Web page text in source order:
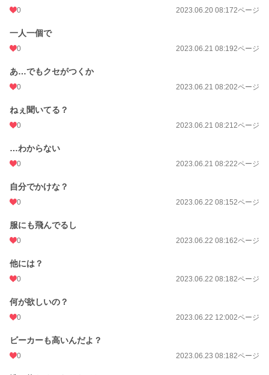
0 2023.06.20 08:172ページ
一人一個で
0 2023.06.21 08:192ページ
あ…でもクセがつくか
0 2023.06.21 08:202ページ
ねぇ聞いてる？
0 2023.06.21 08:212ページ
…わからない
0 2023.06.21 08:222ページ
自分でかけな？
0 2023.06.22 08:152ページ
服にも飛んでるし
0 2023.06.22 08:162ページ
他には？
0 2023.06.22 08:182ページ
何が欲しいの？
0 2023.06.22 12:002ページ
ビーカーも高いんだよ？
0 2023.06.23 08:182ページ